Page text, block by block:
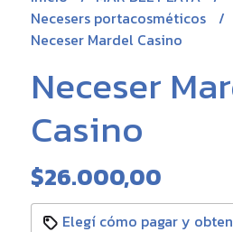
Necesers portacosméticos
Neceser Mardel Casino
Neceser
Casino
$26.000,00
Elegí cómo pagar y